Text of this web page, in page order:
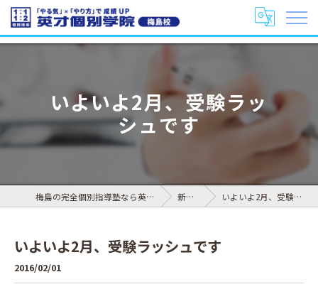
いよいよ2月、受験ラッ
シュです
梅島の完全個別指導塾なら英才個別学院 梅島校 新着情報 いよいよ2月、受験ラッシュです
いよいよ2月、受験ラッシュです
2016/02/01